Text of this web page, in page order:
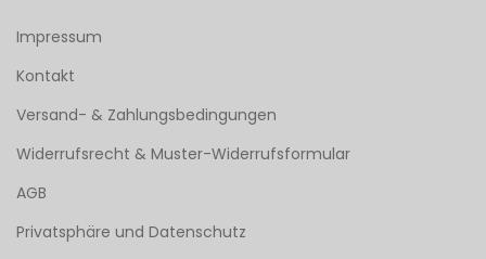
Impressum
Kontakt
Versand- & Zahlungsbedingungen
Widerrufsrecht & Muster-Widerrufsformular
AGB
Privatsphäre und Datenschutz